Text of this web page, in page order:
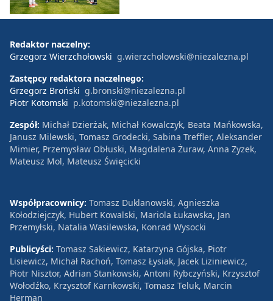
Redaktor naczelny:
Grzegorz Wierzchołowski g.wierzcholowski@niezalezna.pl
Zastępcy redaktora naczelnego:
Grzegorz Broński g.bronski@niezalezna.pl
Piotr Kotomski p.kotomski@niezalezna.pl
Zespół: Michał Dzierżak, Michał Kowalczyk, Beata Mańkowska,
Janusz Milewski, Tomasz Grodecki, Sabina Treffler, Aleksander
Mimier, Przemysław Obłuski, Magdalena Żuraw, Anna Zyzek,
Mateusz Mol, Mateusz Święcicki
Współpracownicy: Tomasz Duklanowski, Agnieszka
Kołodziejczyk, Hubert Kowalski, Mariola Łukawska, Jan
Przemyłski, Natalia Wasilewska, Konrad Wysocki
Publicyści: Tomasz Sakiewicz, Katarzyna Gójska, Piotr
Lisiewicz, Michał Rachoń, Tomasz Łysiak, Jacek Liziniewicz,
Piotr Nisztor, Adrian Stankowski, Antoni Rybczyński, Krzysztof
Wołodźko, Krzysztof Karnkowski, Tomasz Teluk, Marcin
Herman